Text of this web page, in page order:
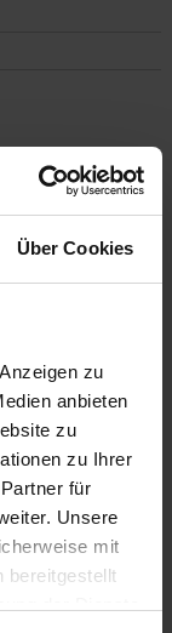
Über Cookies
zu
anbieten
zu
zu Ihrer
für
Unsere
mit
bereitgestellt
CO -Emissionen